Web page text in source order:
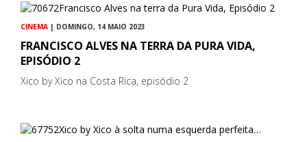
CINEMA | DOMINGO, 14 MAIO 2023
FRANCISCO ALVES NA TERRA DA PURA VIDA,
EPISÓDIO 2
Xico by Xico na Costa Rica, episódio 2